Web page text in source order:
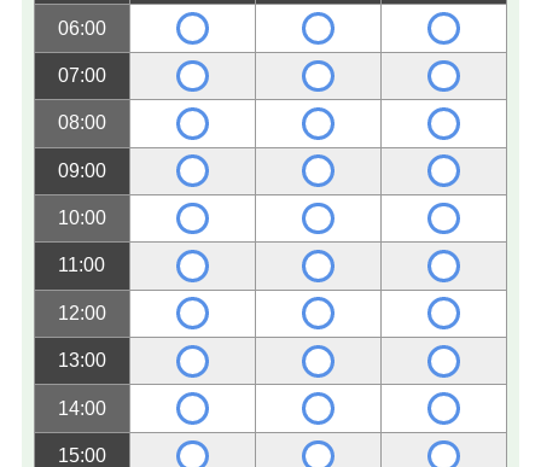
06:00
07:00
08:00
09:00
10:00
11:00
12:00
13:00
14:00
15:00